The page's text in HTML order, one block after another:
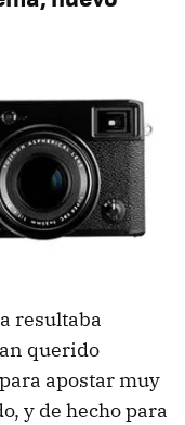
resultaba
querido
apostar muy
y de hecho para